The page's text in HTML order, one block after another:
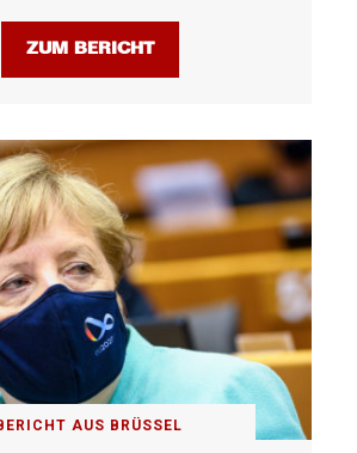
ZUM BERICHT
AUS BRÜSSEL